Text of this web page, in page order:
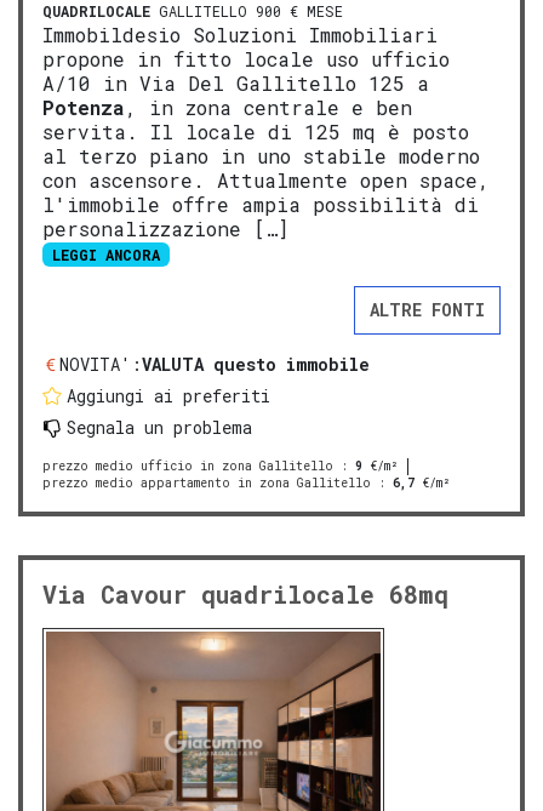
QUADRILOCALE GALLITELLO 900 € MESE
Immobildesio Soluzioni Immobiliari
propone in fitto locale uso ufficio
A/10 in Via Del Gallitello 125 a
Potenza, in zona centrale e ben
servita. Il locale di 125 mq è posto
al terzo piano in uno stabile moderno
con ascensore. Attualmente open space,
l'immobile offre ampia possibilità di
personalizzazione […]
LEGGI ANCORA
ALTRE FONTI
NOVITA':VALUTA questo immobile
Aggiungi ai preferiti
Segnala un problema
prezzo medio ufficio in zona Gallitello : 9 €/m²
prezzo medio appartamento in zona Gallitello : 6,7 €/m²
Via Cavour quadrilocale 68mq